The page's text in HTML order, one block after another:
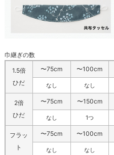
巾継ぎの数
1.5倍
ひだ
〜75cm 〜100cm
なし なし
2倍
ひだ
〜75cm 〜150cm
なし 1つ
フラッ
ト
〜75cm 〜100cm
なし なし